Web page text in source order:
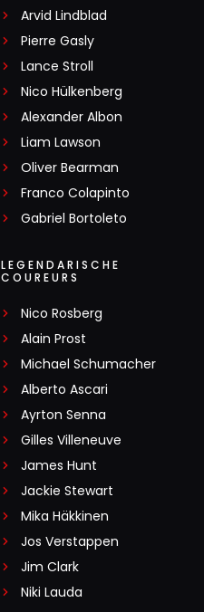
Arvid Lindblad
Pierre Gasly
Lance Stroll
Nico Hülkenberg
Alexander Albon
Liam Lawson
Oliver Bearman
Franco Colapinto
Gabriel Bortoleto
LEGENDARISCHE
COUREURS
Nico Rosberg
Alain Prost
Michael Schumacher
Alberto Ascari
Ayrton Senna
Gilles Villeneuve
James Hunt
Jackie Stewart
Mika Häkkinen
Jos Verstappen
Jim Clark
Niki Lauda